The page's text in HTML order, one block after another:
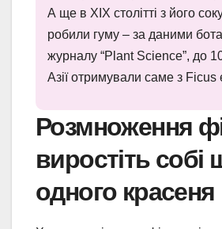
А ще в XIX столітті з його
робили гуму – за даними
журналу “Plant Science”, до
Азії отримували саме з Ficus
Розмноження
виростіть собі
одного красеня